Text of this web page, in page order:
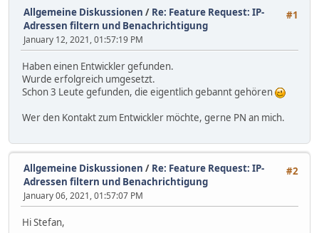
#1
Allgemeine Diskussionen / Re: Feature Request: IP-
Adressen filtern und Benachrichtigung
January 12, 2021, 01:57:19 PM
Haben einen Entwickler gefunden.
Wurde erfolgreich umgesetzt.
Schon 3 Leute gefunden, die eigentlich gebannt gehören
Wer den Kontakt zum Entwickler möchte, gerne PN an mich.
#2
Allgemeine Diskussionen / Re: Feature Request: IP-
Adressen filtern und Benachrichtigung
January 06, 2021, 01:57:07 PM
Hi Stefan,